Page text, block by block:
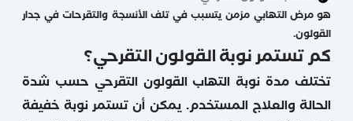
هو مرض التهابي مزمن يتسبب في تلف الأنسجة والتقرحات في جدار
القولون.
كم تستمر نوبة القولون التقرحي؟
تختلف مدة نوبة التهاب القولون التقرحي حسب شدة
الحالة والعلاج المستخدم. يمكن أن تستمر نوبة خفيفة